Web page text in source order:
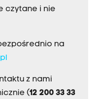
czytane i nie
na
z nami
(12 200 33 33